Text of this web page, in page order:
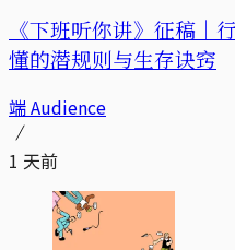
《下班听你讲》征稿｜
懂的潜规则与生存诀窍
端 Audience
1 天前